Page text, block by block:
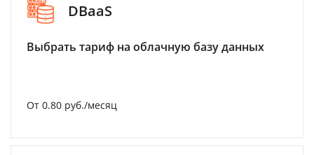
DBaaS
Выбрать тариф на облачную базу данных
От 0.80 руб./месяц